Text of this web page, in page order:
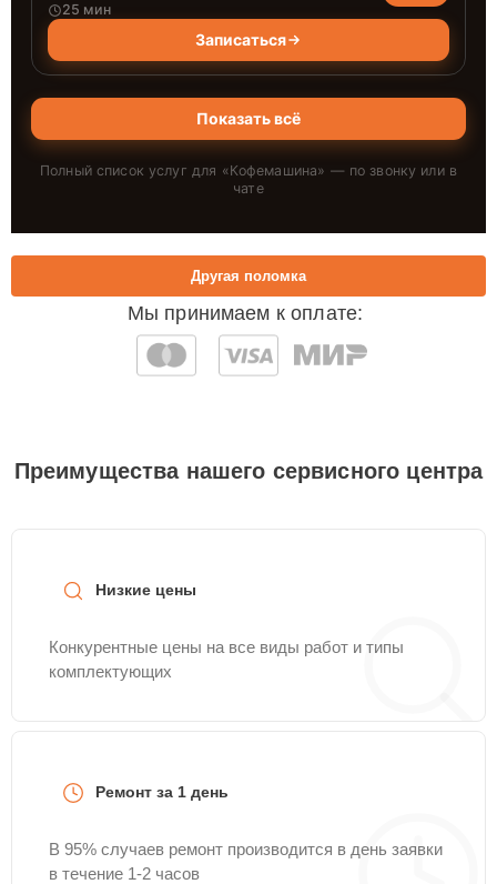
25 мин
Записаться
Показать всё
Полный список услуг для «Кофемашина» — по звонку или в
чате
Мы принимаем к оплате:
Другая поломка
Преимущества нашего сервисного центра
Низкие цены
Конкурентные цены на все виды работ и типы
комплектующих
Ремонт за 1 день
В 95% случаев ремонт производится в день заявки
в течение 1-2 часов